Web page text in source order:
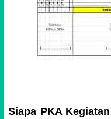
Siapa PKA